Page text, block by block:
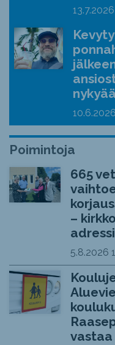
13.7.2026
10.6.2026
Poimintoja
665
–
adressi
5.8.2026
vastaa